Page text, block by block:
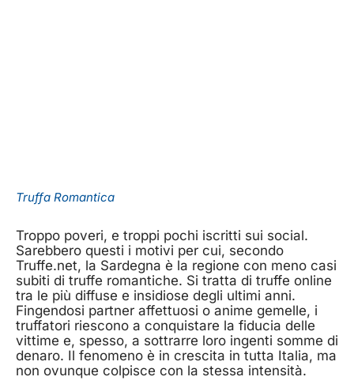
Truffa Romantica
Troppo poveri, e troppi pochi iscritti sui social.
Sarebbero questi i motivi per cui, secondo
Truffe.net, la Sardegna è la regione con meno casi
subiti di truffe romantiche. Si tratta di truffe online
tra le più diffuse e insidiose degli ultimi anni.
Fingendosi partner affettuosi o anime gemelle, i
truffatori riescono a conquistare la fiducia delle
vittime e, spesso, a sottrarre loro ingenti somme di
denaro. Il fenomeno è in crescita in tutta Italia, ma
non ovunque colpisce con la stessa intensità.